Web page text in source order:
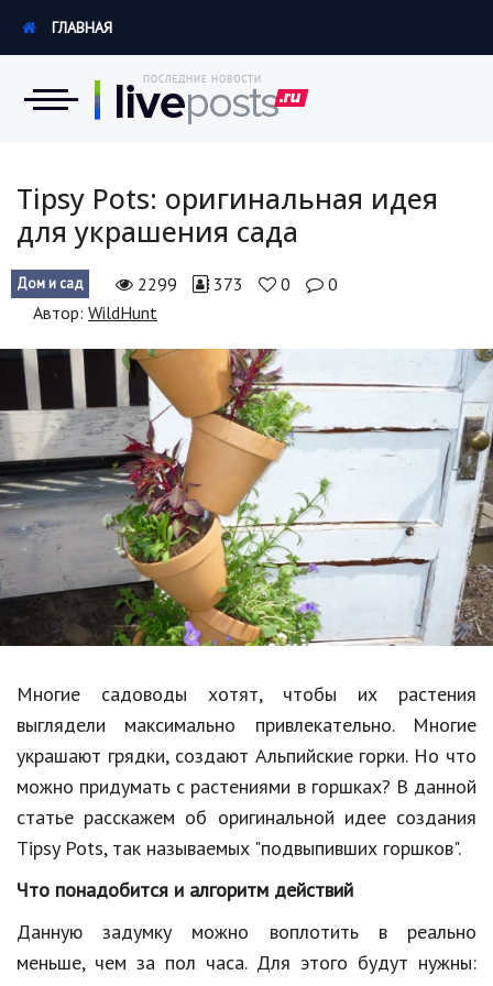
Новости
Экономика
Происшествия
Россия
Наука и техника
Политика
Образование
В мире
Культура
Авто, мото
Спорт
Знаменитости
Статьи
Обзоры
Рецепты
Красота и здоровье
ГЛАВНАЯ
Tipsy Pots: оригинальная идея
для украшения сада
Дом и сад 2299 373 0
0
Автор: WildHunt
Многие садоводы хотят, чтобы их растения
выглядели максимально привлекательно. Многие
украшают грядки, создают Альпийские горки. Но что
можно придумать с растениями в горшках? В данной
статье расскажем об оригинальной идее создания
Tipsy Pots, так называемых "подвыпивших горшков".
Что понадобится и алгоритм действий
Данную задумку можно воплотить в реально
меньше, чем за пол часа. Для этого будут нужны: